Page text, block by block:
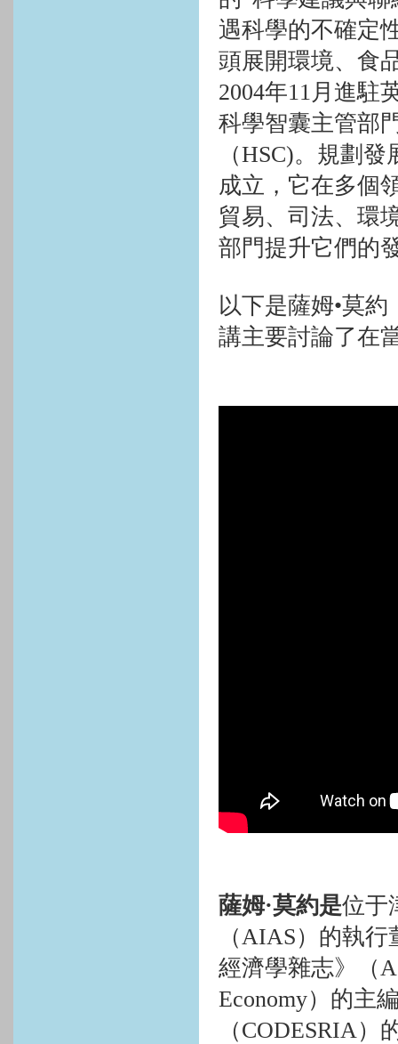
遇科學的不確定
頭展開環境、食
2004年11月進駐
科學智囊主管部
（HSC)。規劃發
成立，它在多個
貿易、司法、環
部門提升它們的
以下是薩姆•莫約
講主要討論了在
薩姆·莫約是位于
（AIAS）的執行
經濟學雜志》（
Economy）的主
（CODESRIA）